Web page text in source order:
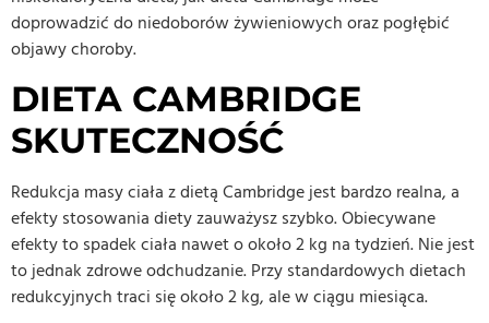
doprowadzić do niedoborów żywieniowych oraz pogłębić
objawy choroby.
DIETA CAMBRIDGE
SKUTECZNOŚĆ
Redukcja masy ciała z dietą Cambridge jest bardzo realna, a
efekty stosowania diety zauważysz szybko. Obiecywane
efekty to spadek ciała nawet o około 2 kg na tydzień. Nie jest
to jednak zdrowe odchudzanie. Przy standardowych dietach
redukcyjnych traci się około 2 kg, ale w ciągu miesiąca.